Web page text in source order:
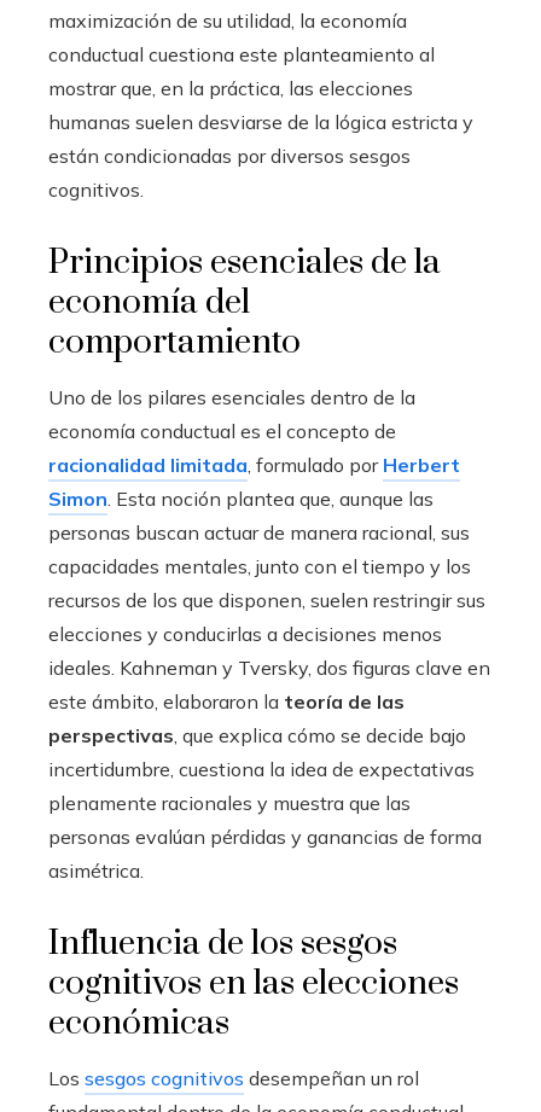
maximización de su utilidad, la economía
conductual cuestiona este planteamiento al
mostrar que, en la práctica, las elecciones
humanas suelen desviarse de la lógica estricta y
están condicionadas por diversos sesgos
cognitivos.
Principios esenciales de la
economía del
comportamiento
Uno de los pilares esenciales dentro de la
economía conductual es el concepto de
racionalidad limitada , formulado por Herbert
Simon . Esta noción plantea que, aunque las
personas buscan actuar de manera racional, sus
capacidades mentales, junto con el tiempo y los
recursos de los que disponen, suelen restringir sus
elecciones y conducirlas a decisiones menos
ideales. Kahneman y Tversky, dos figuras clave en
este ámbito, elaboraron la teoría de las
perspectivas , que explica cómo se decide bajo
incertidumbre, cuestiona la idea de expectativas
plenamente racionales y muestra que las
personas evalúan pérdidas y ganancias de forma
asimétrica.
Influencia de los sesgos
cognitivos en las elecciones
económicas
Los sesgos cognitivos desempeñan un rol